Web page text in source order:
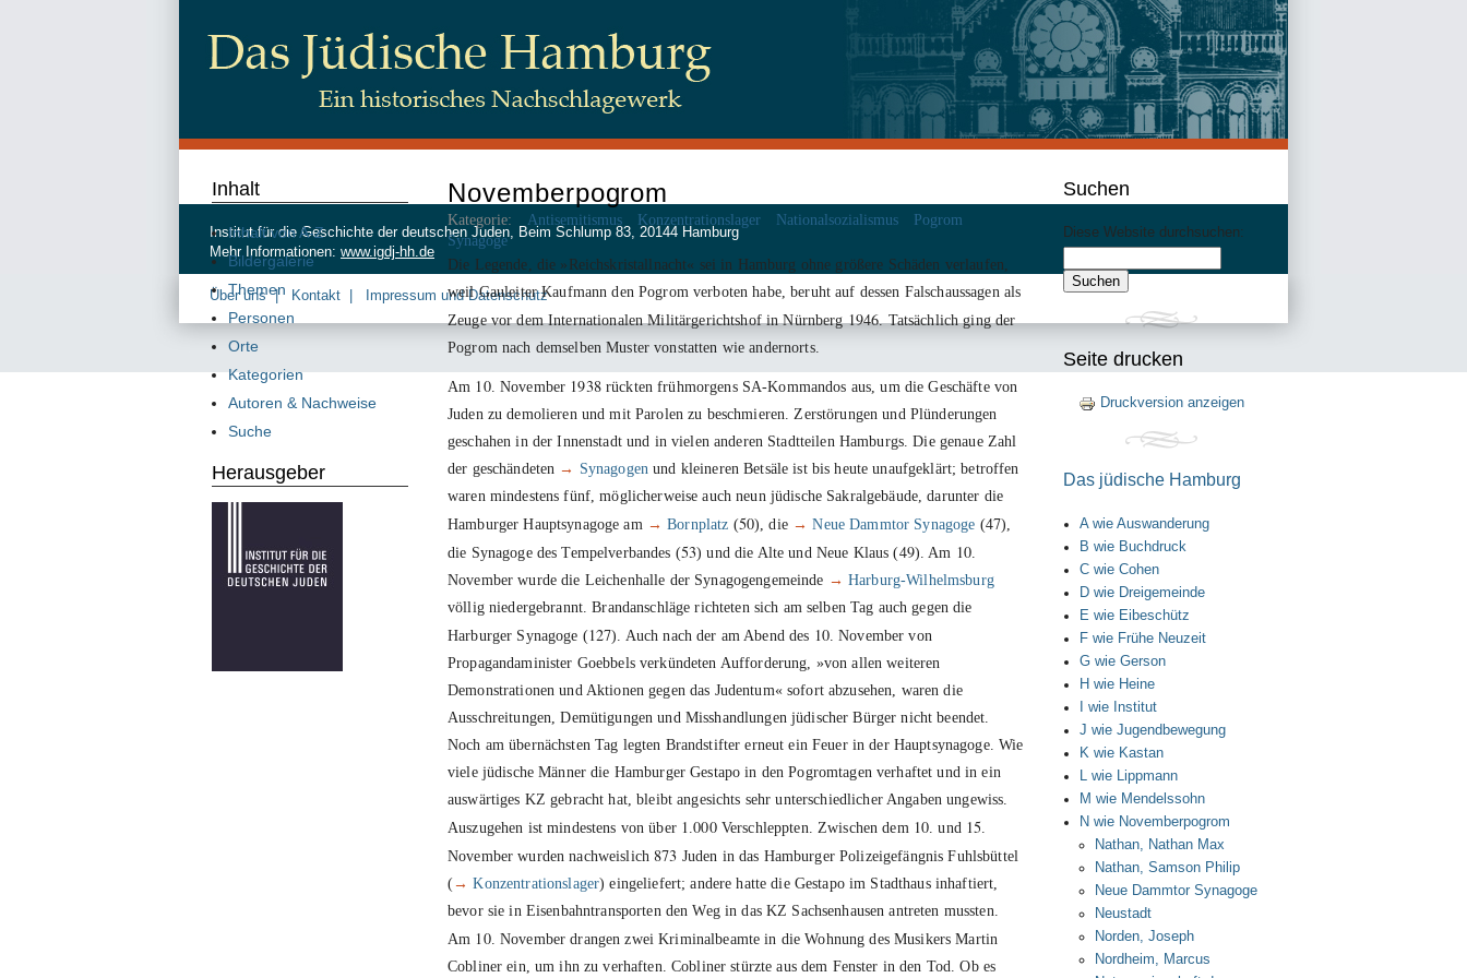
Novemberpogrom
Kategorie: Antisemitismus Konzentrationslager Nationalsozialismus
Pogrom
Synagoge
Die Legende, die »Reichskristallnacht« sei in Hamburg ohne größere Schäden verlaufen,
weil Gauleiter Kaufmann den Pogrom verboten habe, beruht auf dessen Falschaussagen als
Zeuge vor dem Internationalen Militärgerichtshof in Nürnberg1946. Tatsächlich ging der
Pogrom nach demselben Muster vonstatten wie andernorts.
Am 10. November 1938rückten frühmorgens SA-Kommandos aus, um die Geschäfte von
Juden zu demolieren und mit Parolen zu beschmieren. Zerstörungen und Plünderungen
geschahen in der Innenstadt und in vielen anderen Stadtteilen Hamburgs. Die genaue Zahl
der geschändeten → Synagogen und kleineren Betsäle ist bis heute unaufgeklärt; betroffen
waren mindestens fünf, möglicherweise auch neun jüdische Sakralgebäude, darunter die
Hamburger Hauptsynagoge am → Bornplatz (50), die → Neue Dammtor Synagoge (47),
die Synagoge des Tempelverbandes (53) und die Alte und Neue Klaus (49). Am 10
November wurde die Leichenhalle der Synagogengemeinde → Harburg-Wilhelmsburg
völlig niedergebrannt. Brandanschläge richteten sich am selben Tag auch gegen die
Harburger Synagoge (127). Auch nach der am Abend des 10. November von
Propagandaminister Goebbels verkündeten Aufforderung, »von allen weiteren
Demonstrationen und Aktionen gegen das Judentum« sofort abzusehen, waren die
Ausschreitungen, Demütigungen und Misshandlungen jüdischer Bürger nicht beendet.
Noch am übernächsten Tag legten Brandstifter erneut ein Feuer in der Hauptsynagoge. Wie
viele jüdische Männer die Hamburger Gestapo in den Pogromtagen verhaftet und in ein
auswärtiges KZ gebracht hat, bleibt angesichts sehr unterschiedlicher Angaben ungewiss.
Auszugehen ist mindestens von über 1 .000Verschleppten. Zwischen dem 10 . und 15
November wurden nachweislich873 Juden in das Hamburger Polizeigefängnis Fuhlsbüttel
(→ Konzentrationslager) eingeliefert; andere hatte die Gestapo im Stadthaus inhaftiert,
bevor sie in Eisenbahntransporten den Weg in das KZ Sachsenhausen antreten mussten.
Am 10. November drangen zwei Kriminalbeamte in die Wohnung des Musikers Martin
Cobliner ein, um ihn zu verhaften. Cobliner stürzte aus dem Fenster in den Tod. Ob es
Inhalt
Inhalt von A-Z
Bildergalerie
Themen
Personen
Orte
Kategorien
Autoren & Nachweise
Suche
Herausgeber
Suchen
Diese Website durchsuchen:
Seite drucken
Druckversion anzeigen
Das jüdische Hamburg
A wie Auswanderung
B wie Buchdruck
C wie Cohen
D wie Dreigemeinde
E wie Eibeschütz
F wie Frühe Neuzeit
G wie Gerson
H wie Heine
I wie Institut
J wie Jugendbewegung
K wie Kastan
L wie Lippmann
M wie Mendelssohn
N wie Novemberpogrom
Nathan, Nathan Max
Nathan, Samson Philip
Neue Dammtor Synagoge
Neustadt
Norden, Joseph
Nordheim, Marcus
Institut für die Geschichte der deutschen Juden, Beim Schlump 83, 20144 Hamburg
Mehr Informationen: www.igdj-hh.de
Über uns Kontakt Impressum und Datenschutz